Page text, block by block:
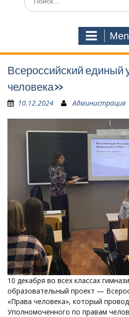
for:
Всероссийский
человека»
10.12.2024 Администрация
10 декабря во всех классах
образовательный проект —
«Права человека», который
Уполномоченного по правам